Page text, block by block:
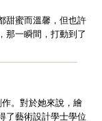
甜蜜而溫馨，但也許
那一瞬間，打動到了
。對於她來說，繪
了藝術設計學士學位